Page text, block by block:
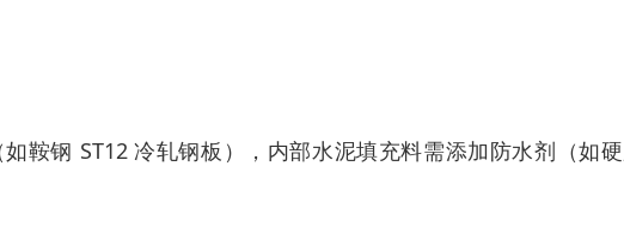
鞍钢 ST12 冷轧钢板），内部水泥填充料需添加防水剂（如